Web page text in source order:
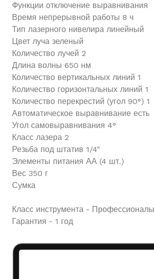
Функции отключение выравнивания
Время непрерывной работы 8 ч
Тип лазерного нивелира линейный
Цвет луча зеленый
Количество лучей 2
Длина волны 650 нм
Количество вертикальных линий 1
Количество горизонтальных линий 1
Количество перекрестий (угол 90°) 1
Автоматическое выравнивание есть
Угол самовыравнивания 4°
Класс лазера 2
Резьба под штатив 1/4"
Элементы питания АА (4 шт.)
Вес 350 г
Сумка
Класс инструмента -
Гарантия - 1 год